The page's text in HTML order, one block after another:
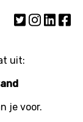
uit:
je voor.